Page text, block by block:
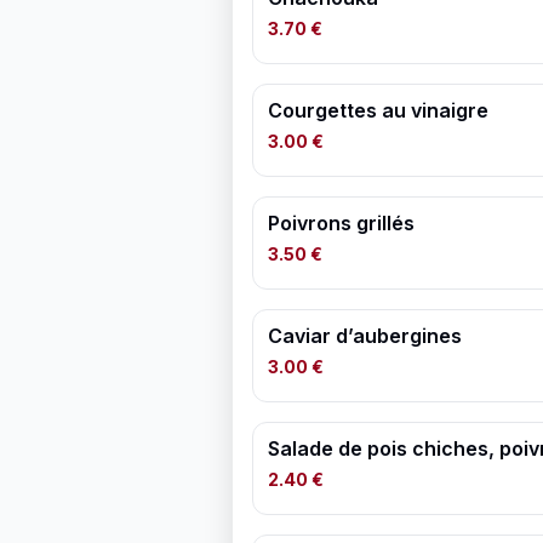
3.70 €
Courgettes au vinaigre
3.00 €
Poivrons grillés
3.50 €
Caviar d’aubergines
3.00 €
Salade de pois chiches,
2.40 €